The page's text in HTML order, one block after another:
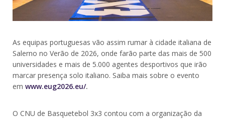
As equipas portuguesas vão assim rumar à cidade italiana de
Salerno no Verão de 2026, onde farão parte das mais de 500
universidades e mais de 5.000 agentes desportivos que irão
marcar presença solo italiano. Saiba mais sobre o evento
em www.eug2026.eu/.
O CNU de Basquetebol 3x3 contou com a organização da